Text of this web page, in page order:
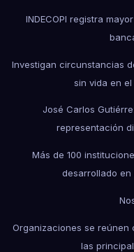
INDECOPI registra
Investigan circunstancias
sin vida en
José Carlos
representación
Más de 100
desarrollado en
Organizaciones se
las